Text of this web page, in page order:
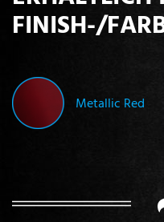
FINISH-/
Metallic Red